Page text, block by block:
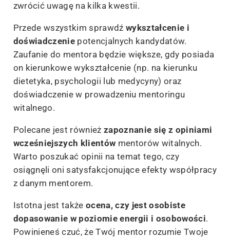
zwrócić uwagę na kilka kwestii.
Przede wszystkim sprawdź wykształcenie i
doświadczeniepotencjalnych kandydatów.
Zaufanie do mentora będzie większe, gdy posiada
on kierunkowe wykształcenie (np. na kierunku
dietetyka, psychologii lub medycyny) oraz
doświadczenie w prowadzeniu mentoringu
witalnego.
Polecane jest również zapoznanie się z opiniami
wcześniejszych klientów mentorów witalnych.
Warto poszukać opinii na temat tego, czy
osiągnęli oni satysfakcjonujące efekty współpracy
z danym mentorem.
Istotna jest także ocena, czy jest osobiste
dopasowanie w poziomie energii i osobowości.
Powinieneś czuć, że Twój mentor rozumie Twoje